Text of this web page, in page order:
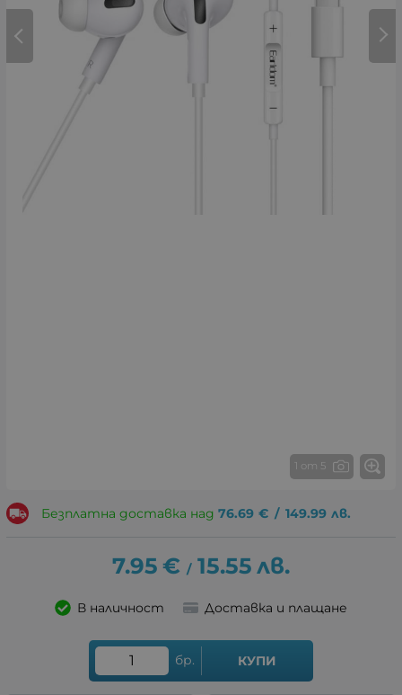
1 от 5
Безплатна доставка над 76.69 € / 149.99 лв.
7.95 € / 15.55 лв.
В наличност Доставка и плащане
бр. КУПИ